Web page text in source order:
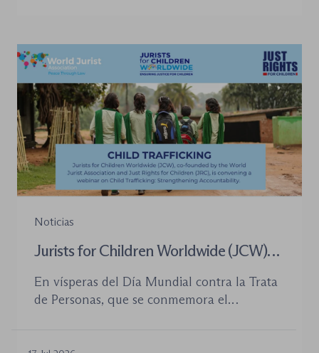
tramitación de los procedimientos como en
la organización de los órganos […]
Noticias
Jurists for Children Worldwide (JCW)
para combatir la trata de menores y
defender el Estado de Derecho
En vísperas del Día Mundial contra la Trata
de Personas, que se conmemora el